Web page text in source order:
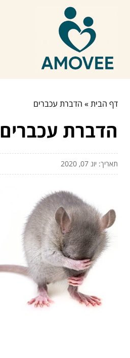
דף הבית» הדברת עכברים
הדברת עכברים
תאריך: יונ 07, 2020